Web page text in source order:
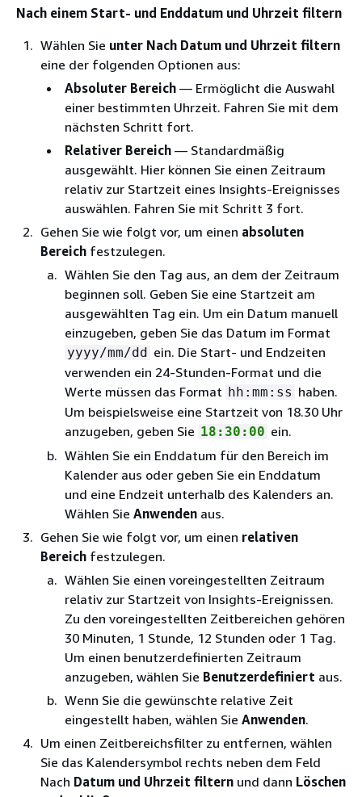
Nach einem Start- und Enddatum und Uhrzeit filtern
Wählen Sie unter Nach Datum und Uhrzeit filtern
eine der folgenden Optionen aus:
Absoluter Bereich — Ermöglicht die Auswahl
einer bestimmten Uhrzeit. Fahren Sie mit dem
nächsten Schritt fort.
Relativer Bereich — Standardmäßig
ausgewählt. Hier können Sie einen Zeitraum
relativ zur Startzeit eines Insights-Ereignisses
auswählen. Fahren Sie mit Schritt 3 fort.
Gehen Sie wie folgt vor, um einen absoluten
Bereich festzulegen.
Wählen Sie den Tag aus, an dem der Zeitraum
beginnen soll. Geben Sie eine Startzeit am
ausgewählten Tag ein. Um ein Datum manuell
einzugeben, geben Sie das Datum im Format
yyyy/mm/dd ein. Die Start- und Endzeiten
verwenden ein 24-Stunden-Format und die
Werte müssen das Format hh:mm:ss haben.
Um beispielsweise eine Startzeit von 18.30 Uhr
anzugeben, geben Sie 18:30:00 ein.
Wählen Sie ein Enddatum für den Bereich im
Kalender aus oder geben Sie ein Enddatum
und eine Endzeit unterhalb des Kalenders an.
Wählen Sie Anwenden aus.
Gehen Sie wie folgt vor, um einen relativen
Bereich festzulegen.
Wählen Sie einen voreingestellten Zeitraum
relativ zur Startzeit von Insights-Ereignissen.
Zu den voreingestellten Zeitbereichen gehören
30 Minuten, 1 Stunde, 12 Stunden oder 1 Tag.
Um einen benutzerdefinierten Zeitraum
anzugeben, wählen Sie Benutzerdefiniert aus.
Wenn Sie die gewünschte relative Zeit
eingestellt haben, wählen Sie Anwenden.
Um einen Zeitbereichsfilter zu entfernen, wählen
Sie das Kalendersymbol rechts neben dem Feld
Nach Datum und Uhrzeit filtern und dann Löschen